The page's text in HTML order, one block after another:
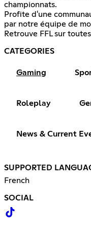
championnats.
Profite d'une
par notre équipe de
Retrouve FFL sur
CATEGORIES
Gaming
Roleplay
News & Current
SUPPORTED
French
SOCIAL